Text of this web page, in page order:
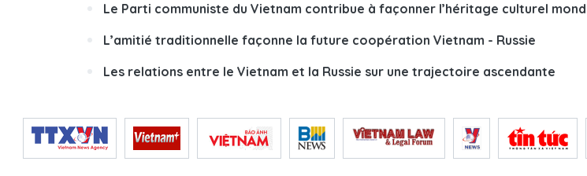
Le Parti communiste du Vietnam contribue à façonner l’héritage culturel
L’amitié traditionnelle façonne la future coopération Vietnam - Russie
Les relations entre le Vietnam et la Russie sur une trajectoire ascendante